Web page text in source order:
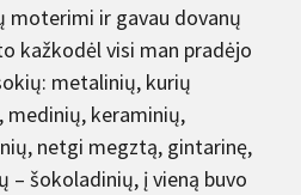
moterimi ir gavau dovanų
kažkodėl visi man pradėjo
metalinių, kurių
medinių, keraminių,
netgi megztą, gintarinę,
– šokoladinių, į vieną buvo